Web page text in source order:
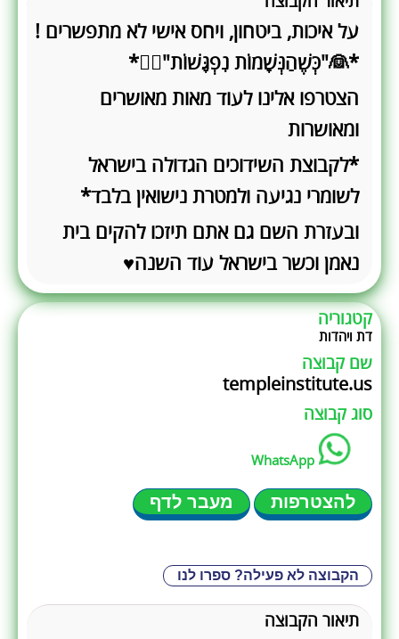
על איכות, ביטחון, ויחס אישי לא מתפשרים !
*👰"כְּשֶׁהַנְּשָׁמוֹת נִפְגָּשׁוֹת"🤵‍♂️*
הצטרפו אלינו לעוד מאות מאושרים
ומאושרות
*לקבוצת השידוכים הגדולה בישראל
לשומרי נגיעה ולמטרת נישואין בלבד*
ובעזרת השם גם אתם תיזכו להקים בית
נאמן וכשר בישראל עוד השנה♥︎
קטגוריה
דת ויהדות
שם קבוצה
templeinstitute.us
סוג קבוצה
WhatsApp
להצטרפות מעבר לדף
הקבוצה לא פעילה? ספרו לנו
תיאור הקבוצה